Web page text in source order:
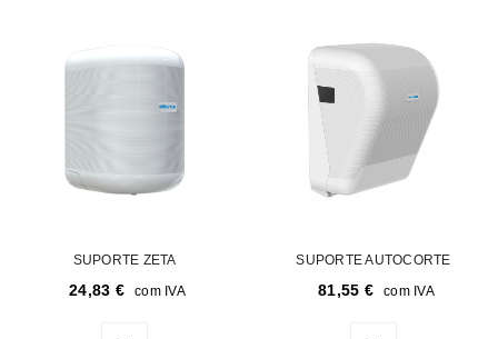
SUPORTE ZETA
24,83 € com IVA
SUPORTE AUTOCORTE
81,55 € com IVA